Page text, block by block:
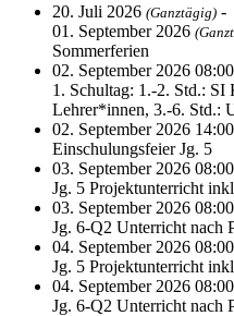
20. Juli 2026 (Ganztägig) -
01. September 2026
Sommerferien
02. September 2026
1. Schultag: 1.-2. Std.: SI
Lehrer*innen, 3.-6. Std.:
02. September 2026
Einschulungsfeier Jg. 5
03. September 2026
Jg. 5 Projektunterricht
03. September 2026
Jg. 6-Q2 Unterricht nach
04. September 2026
Jg. 5 Projektunterricht
04. September 2026
Jg. 6-Q2 Unterricht nach